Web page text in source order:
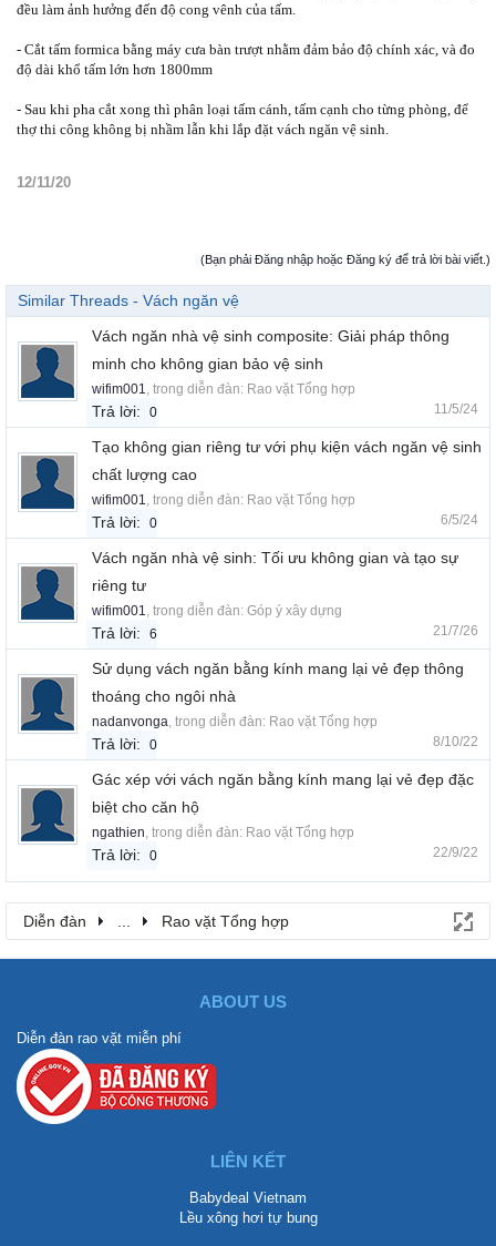
đều làm ảnh hưởng đến độ cong vênh của tấm.
- Cắt tấm formica bằng máy cưa bàn trượt nhằm đảm bảo độ chính xác, và đo
độ dài khổ tấm lớn hơn 1800mm
- Sau khi pha cắt xong thì phân loại tấm cánh, tấm cạnh cho từng phòng, để
thợ thi công không bị nhầm lẫn khi lắp đặt vách ngăn vệ sinh.
12/11/20
(Bạn phải Đăng nhập hoặc Đăng ký để trả lời bài viết.)
Similar Threads - Vách ngăn vệ
Vách ngăn nhà vệ sinh composite: Giải pháp thông
minh cho không gian bảo vệ sinh
wifim001, trong diễn đàn: Rao vặt Tổng hợp
Trả lời: 0 11/5/24
Tạo không gian riêng tư với phụ kiện vách ngăn vệ sinh
chất lượng cao
wifim001, trong diễn đàn: Rao vặt Tổng hợp
Trả lời: 0 6/5/24
Vách ngăn nhà vệ sinh: Tối ưu không gian và tạo sự
riêng tư
wifim001, trong diễn đàn: Góp ý xây dựng
Trả lời: 6 21/7/26
Sử dụng vách ngăn bằng kính mang lại vẻ đẹp thông
thoáng cho ngôi nhà
nadanvonga, trong diễn đàn: Rao vặt Tổng hợp
Trả lời: 0 8/10/22
Gác xép với vách ngăn bằng kính mang lại vẻ đẹp đặc
biệt cho căn hộ
ngathien, trong diễn đàn: Rao vặt Tổng hợp
Trả lời: 0 22/9/22
Diễn đàn ... Rao vặt Tổng hợp
ABOUT US
Diễn đàn rao vặt miễn phí
LIÊN KẾT
Babydeal Vietnam
Lều xông hơi tự bung